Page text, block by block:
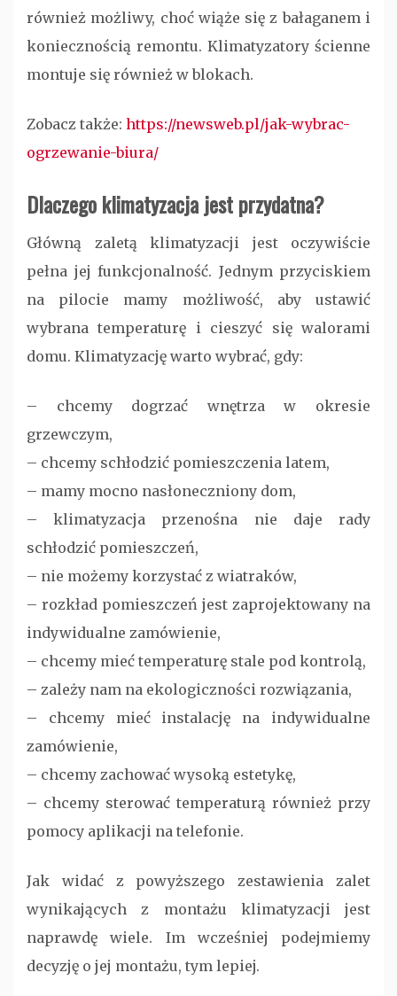
również możliwy, choć wiąże się z bałaganem i
koniecznością remontu. Klimatyzatory ścienne
montuje się również w blokach.
Zobacz także: https://newsweb.pl/jak-wybrac-
ogrzewanie-biura/
Dlaczego klimatyzacja jest przydatna?
Główną zaletą klimatyzacji jest oczywiście
pełna jej funkcjonalność. Jednym przyciskiem
na pilocie mamy możliwość, aby ustawić
wybrana temperaturę i cieszyć się walorami
domu. Klimatyzację warto wybrać, gdy:
– chcemy dogrzać wnętrza w okresie
grzewczym,
– chcemy schłodzić pomieszczenia latem,
– mamy mocno nasłoneczniony dom,
– klimatyzacja przenośna nie daje rady
schłodzić pomieszczeń,
– nie możemy korzystać z wiatraków,
– rozkład pomieszczeń jest zaprojektowany na
indywidualne zamówienie,
– chcemy mieć temperaturę stale pod kontrolą,
– zależy nam na ekologiczności rozwiązania,
– chcemy mieć instalację na indywidualne
zamówienie,
– chcemy zachować wysoką estetykę,
– chcemy sterować temperaturą również przy
pomocy aplikacji na telefonie.
Jak widać z powyższego zestawienia zalet
wynikających z montażu klimatyzacji jest
naprawdę wiele. Im wcześniej podejmiemy
decyzję o jej montażu, tym lepiej.